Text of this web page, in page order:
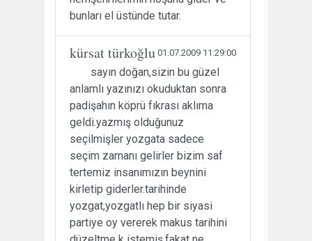
bunları el üstünde tutar.
kürsat türkoğlu 01.07.2009 11:29:00
sayın doğan,sizin bu güzel
anlamlı yazınızı okuduktan sonra
padişahın köprü fıkrası aklıma
geldi.yazmış olduğunuz
seçilmişler yozgata sadece
seçim zamanı gelirler bizim saf
tertemiz insanımızın beynini
kirletip giderler.tarihinde
yozgat,yozgatlı hep bir siyasi
partiye oy vererek makus tarihini